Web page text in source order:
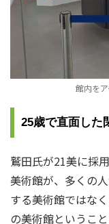
館内を
25歳で直面した
鷲田氏が21美に採
美術館が、多くの
する美術館ではな
の美術館というこ